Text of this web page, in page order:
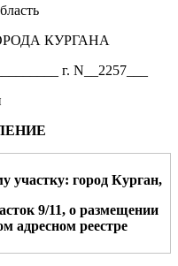
КУРГАНА
г. N__2257___
участку: город Курган,
9/11, о размещении
адресном реестре